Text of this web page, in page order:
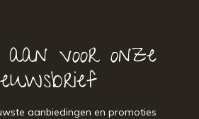
voor onze
aanbiedingen en promoties